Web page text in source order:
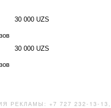
30 000 UZS
30 000 UZS
+7 727 232-13-13,